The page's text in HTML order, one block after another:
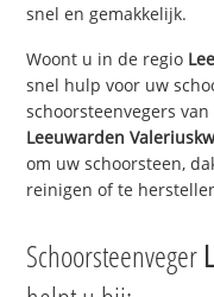
snel en gemakkelijk.
Woont u in de regio
snel hulp voor uw
schoorsteenvegers
Leeuwarden
om uw schoorsteen,
reinigen of te
Schoorsteenveger